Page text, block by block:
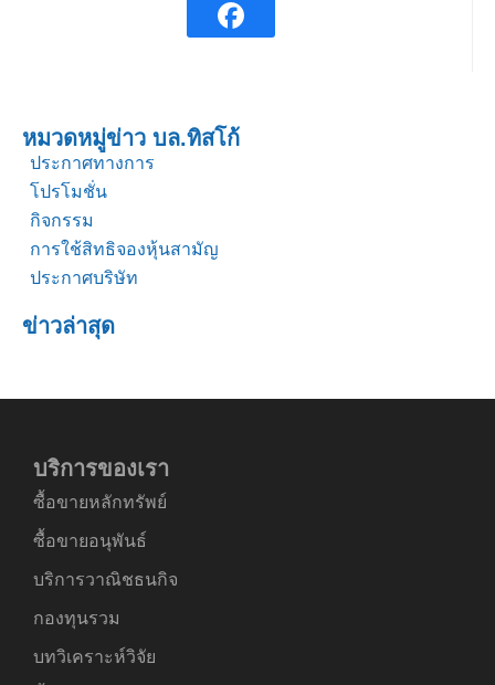
หมวดหมู่ข่าว บล.ทิสโก้
ประกาศทางการ
โปรโมชั่น
กิจกรรม
การใช้สิทธิจองหุ้นสามัญ
ประกาศบริษัท
ข่าวล่าสุด
บริการของเรา
ซื้อขายหลักทรัพย์
ซื้อขายอนุพันธ์
บริการวาณิชธนกิจ
กองทุนรวม
บทวิเคราะห์วิจัย